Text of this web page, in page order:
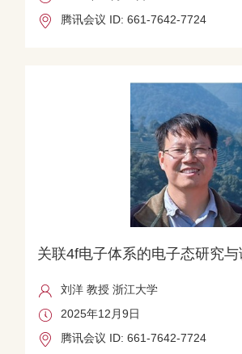
腾讯会议 ID: 661-7642-7724
关联4f电子体系的电子态研究与
刘洋 教授 浙江大学
2025年12月9日
腾讯会议 ID: 661-7642-7724